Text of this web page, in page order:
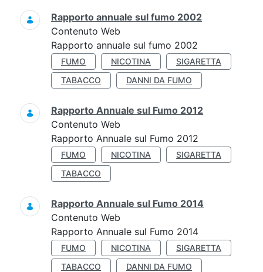
Rapporto annuale sul fumo 2002
Contenuto Web
Rapporto annuale sul fumo 2002
FUMO NICOTINA
SIGARETTA
TABACCO
DANNI DA FUMO
Rapporto Annuale sul Fumo 2012
Contenuto Web
Rapporto Annuale sul Fumo 2012
FUMO NICOTINA
SIGARETTA
TABACCO
Rapporto Annuale sul Fumo 2014
Contenuto Web
Rapporto Annuale sul Fumo 2014
FUMO NICOTINA
SIGARETTA
TABACCO
DANNI DA FUMO